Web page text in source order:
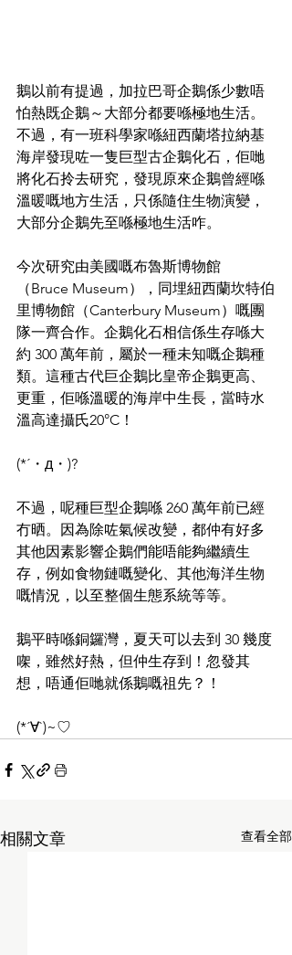
鵝以前有提過，加拉巴哥企鵝係少數唔
怕熱既企鵝～大部分都要喺極地生活。
不過，有一班科學家喺紐西蘭塔拉納基
海岸發現咗一隻巨型古企鵝化石，佢哋
將化石拎去研究，發現原來企鵝曾經喺
溫暖嘅地方生活，只係隨住生物演變，
大部分企鵝先至喺極地生活咋。
今次研究由美國嘅布魯斯博物館
（Bruce Museum），同埋紐西蘭坎特伯
里博物館（Canterbury Museum）嘅團
隊一齊合作。企鵝化石相信係生存喺大
約 300 萬年前，屬於一種未知嘅企鵝種
類。這種古代巨企鵝比皇帝企鵝更高、
更重，佢喺溫暖的海岸中生長，當時水
溫高達攝氏20°C！
(*´・д・)?
不過，呢種巨型企鵝喺 260 萬年前已經
冇晒。因為除咗氣候改變，都仲有好多
其他因素影響企鵝們能唔能夠繼續生
存，例如食物鏈嘅變化、其他海洋生物
嘅情況，以至整個生態系統等等。
鵝平時喺銅鑼灣，夏天可以去到 30 幾度
㗎，雖然好熱，但仲生存到！忽發其
想，唔通佢哋就係鵝嘅祖先？！
(*´∀`)~♡
相關文章 查看全部